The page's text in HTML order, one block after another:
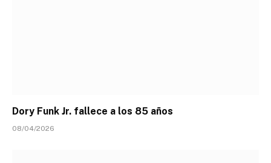
Dory Funk Jr. fallece a los 85 años
08/04/2026